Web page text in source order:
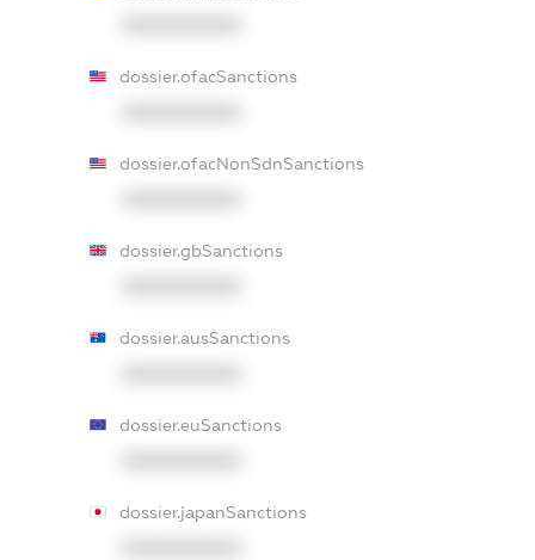
dossier.ofacSanctions
dossier.ofacNonSdnSanctions
dossier.gbSanctions
dossier.ausSanctions
dossier.euSanctions
dossier.japanSanctions